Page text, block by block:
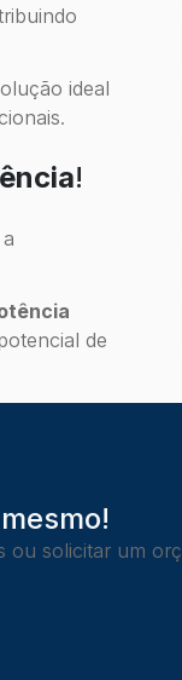
ideal
!
de
ou solicitar um